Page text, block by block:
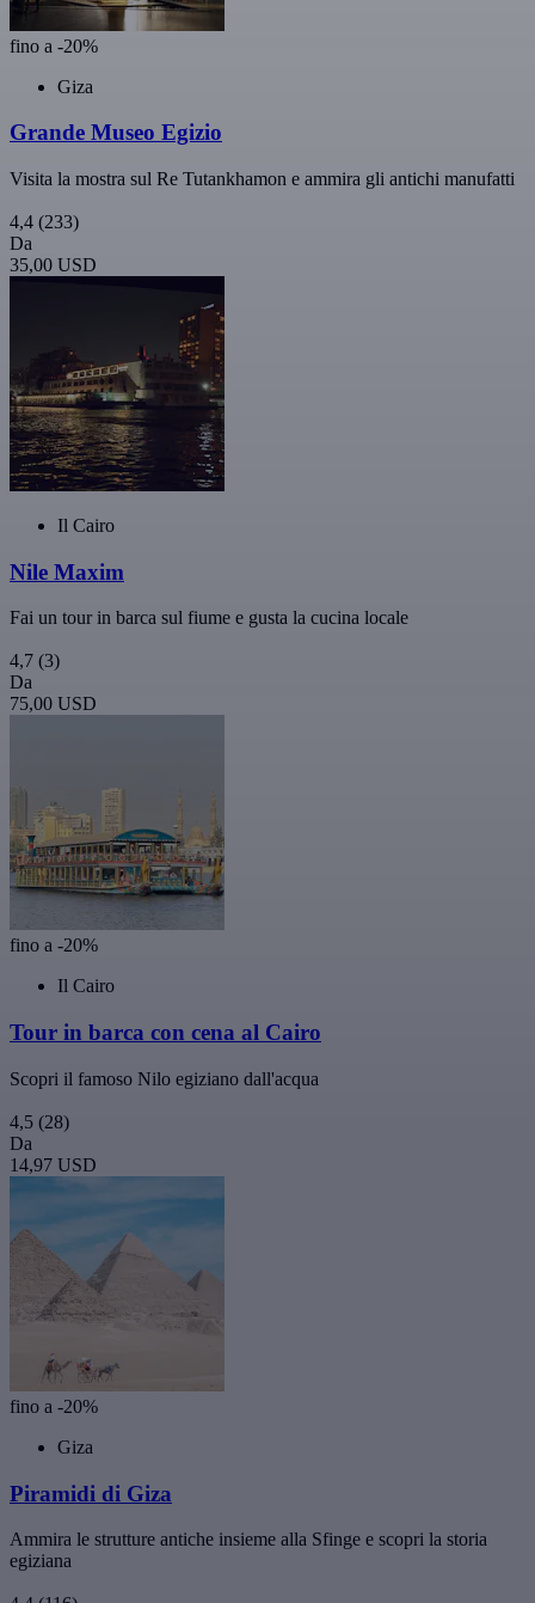
fino a -20%
Giza
Grande Museo Egizio
Visita la mostra sul Re Tutankhamon e ammira gli antichi manufatti
4,4 (233)
Da
35,00 USD
Il Cairo
Nile Maxim
Fai un tour in barca sul fiume e gusta la cucina locale
4,7 (3)
Da
75,00 USD
fino a -20%
Il Cairo
Tour in barca con cena al Cairo
Scopri il famoso Nilo egiziano dall'acqua
4,5 (28)
Da
14,97 USD
fino a -20%
Giza
Piramidi di Giza
Ammira le strutture antiche insieme alla Sfinge e scopri la storia
egiziana